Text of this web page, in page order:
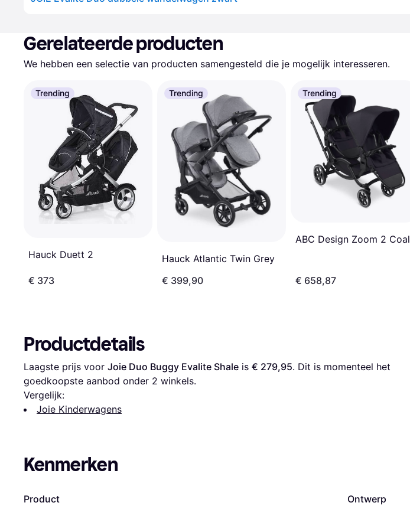
Gerelateerde producten
We hebben een selectie van producten samengesteld die je mogelijk interesseren.
Trending
Hauck Duett 2
€ 373
Trending
Hauck Atlantic Twin Grey
€ 399,90
Trending
ABC Design Zoom 2 Coal
€ 658,87
Productdetails
Laagste prijs voor Joie Duo Buggy Evalite Shale is € 279,95. Dit is momenteel het
goedkoopste aanbod onder 2 winkels.
Vergelijk:
Joie Kinderwagens
Kenmerken
Product Ontwerp